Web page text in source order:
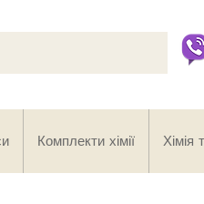
Комплекти хімії Хімія